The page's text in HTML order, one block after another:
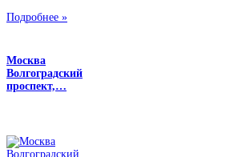
Подробнее »
Москва
Волгоградский
проспект,…